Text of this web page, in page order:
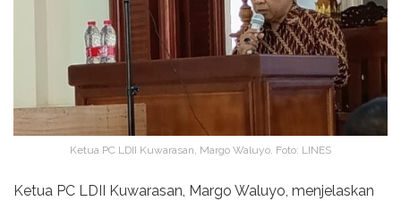
Ketua PC LDII Kuwarasan, Margo Waluyo. Foto: LINES
Ketua PC LDII Kuwarasan, Margo Waluyo, menjelaskan